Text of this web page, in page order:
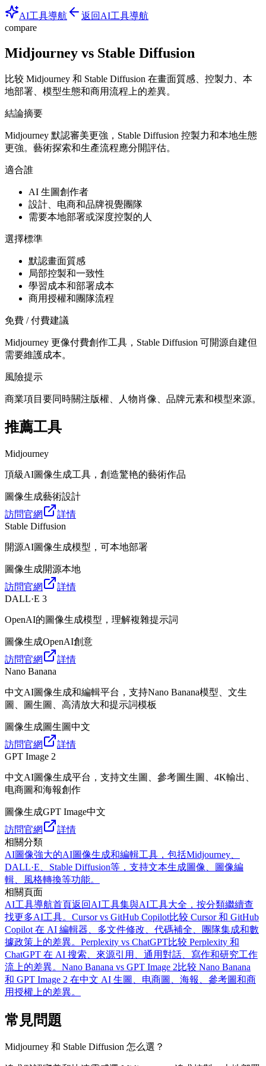
AI工具導航
返回AI工具導航
compare
Midjourney vs Stable Diffusion
比较 Midjourney 和 Stable Diffusion 在畫面質感、控製力、本
地部署、模型生態和商用流程上的差異。
結論摘要
Midjourney 默認審美更強，Stable Diffusion 控製力和本地生態
更強。藝術探索和生產流程應分開評估。
適合誰
AI 生圖創作者
設計、电商和品牌視覺團隊
需要本地部署或深度控製的人
選擇標準
默認畫面質感
局部控製和一致性
學習成本和部署成本
商用授權和團隊流程
免費 / 付費建議
Midjourney 更像付費創作工具，Stable Diffusion 可開源自建但
需要維護成本。
風險提示
商業項目要同時關注版權、人物肖像、品牌元素和模型來源。
推薦工具
Midjourney
頂級AI圖像生成工具，創造驚艳的藝術作品
圖像生成藝術設計
訪問官網
詳情
Stable Diffusion
開源AI圖像生成模型，可本地部署
圖像生成開源本地
訪問官網
詳情
DALL·E 3
OpenAI的圖像生成模型，理解複雜提示詞
圖像生成OpenAI創意
訪問官網
詳情
Nano Banana
中文AI圖像生成和編輯平台，支持Nano Banana模型、文生
圖、圖生圖、高清放大和提示詞模板
圖像生成圖生圖中文
訪問官網
詳情
GPT Image 2
中文AI圖像生成平台，支持文生圖、參考圖生圖、4K輸出、
电商圖和海報創作
圖像生成GPT Image中文
訪問官網
詳情
相關分類
AI圖像強大的AI圖像生成和編輯工具，包括Midjourney、
DALL·E、Stable Diffusion等，支持文本生成圖像、圖像編
輯、風格轉換等功能。
相關頁面
AI工具導航首頁返回AI工具集與AI工具大全，按分類繼續查
找更多AI工具。 Cursor vs GitHub Copilot比较 Cursor 和 GitHub
Copilot 在 AI 編輯器、多文件修改、代碼補全、團隊集成和數
據政策上的差異。 Perplexity vs ChatGPT比较 Perplexity 和
ChatGPT 在 AI 搜索、來源引用、通用對話、寫作和研究工作
流上的差異。 Nano Banana vs GPT Image 2比较 Nano Banana
和 GPT Image 2 在中文 AI 生圖、电商圖、海報、參考圖和商
用授權上的差異。
常見問題
Midjourney 和 Stable Diffusion 怎么選？